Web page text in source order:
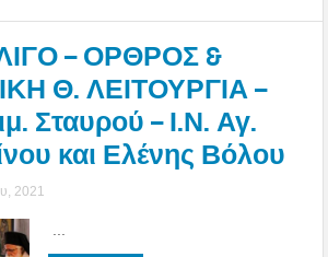
– ΟΡΘΡΟΣ &
Θ. ΛΕΙΤΟΥΡΓΙΑ –
Σταυρού – Ι.Ν. Αγ.
και Ελένης Βόλου
2021